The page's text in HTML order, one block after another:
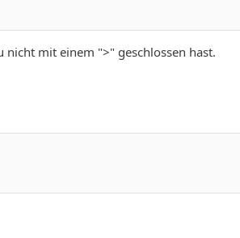
mit einem ">" geschlossen hast.